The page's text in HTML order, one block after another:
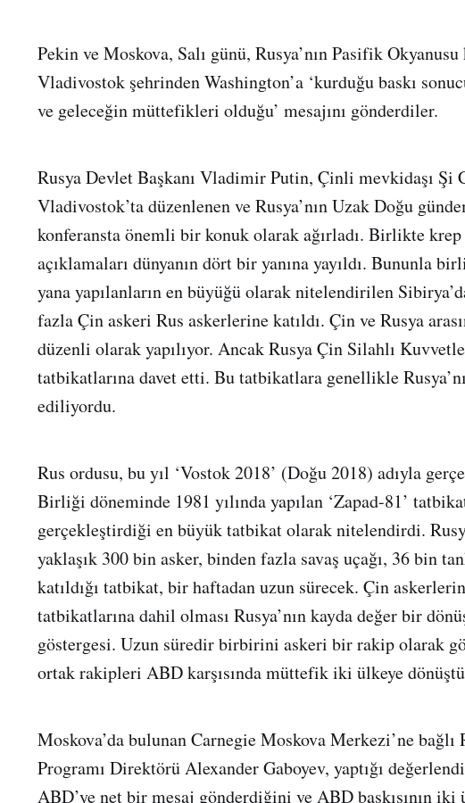
Pekin ve Moskova, Salı günü, Rusya’nın Pasifik Okyanusu
Vladivostok şehrinden Washington’a ‘kurduğu baskı
ve geleceğin müttefikleri olduğu’ mesajını gönderdiler.
Rusya Devlet Başkanı Vladimir Putin, Çinli mevkidaşı Şi
Vladivostok’ta düzenlenen ve Rusya’nın Uzak Doğu
konferansta önemli bir konuk olarak ağırladı. Birlikte
açıklamaları dünyanın dört bir yanına yayıldı. Bununla
yana yapılanların en büyüğü olarak nitelendirilen
fazla Çin askeri Rus askerlerine katıldı. Çin ve Rusya
düzenli olarak yapılıyor. Ancak Rusya Çin Silahlı
tatbikatlarına davet etti. Bu tatbikatlara genellikle
ediliyordu.
Rus ordusu, bu yıl ‘Vostok 2018’ (Doğu 2018) adıyla
Birliği döneminde 1981 yılında yapılan ‘Zapad-81’
gerçekleştirdiği en büyük tatbikat olarak nitelendirdi.
yaklaşık 300 bin asker, binden fazla savaş uçağı, 36 bin
katıldığı tatbikat, bir haftadan uzun sürecek. Çin
tatbikatlarına dahil olması Rusya’nın kayda değer bir
göstergesi. Uzun süredir birbirini askeri bir rakip olarak
ortak rakipleri ABD karşısında müttefik iki ülkeye
Moskova’da bulunan Carnegie Moskova Merkezi’ne
Programı Direktörü Alexander Gaboyev, yaptığı
ABD’ye net bir mesaj gönderdiğini ve ABD baskısının